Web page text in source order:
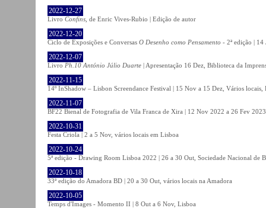
2022-12-27
Livro Confins , de Enric Vives-Rubio | Edição de autor
2022-12-20
Ciclo de Exposições e Conversas O Desenho como Pensamento - 2ª edição |
2022-12-07
Livro Ph.10 António Júlio Duarte | Apresentação 16 Dez, Biblioteca da
2022-11-15
14º InShadow – Lisbon Screendance Festival | 15 Nov a 15 Dez, Vários locais,
2022-11-07
BF22 Bienal de Fotografia de Vila Franca de Xira | 12 Nov 2022 a 26 Fev
2022-10-31
Festa Criola | 2 a 5 Nov, vários locais em Lisboa
2022-10-24
5ª edição - Drawing Room Lisboa 2022 | 26 a 30 Out, Sociedade Nacional de
2022-10-18
33ª edição do Amadora BD | 20 a 30 Out, vários locais na Amadora
2022-10-05
Temps d'Images - Momento II | 8 Out a 6 Nov, Lisboa